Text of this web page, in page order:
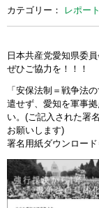
カテゴリー： レポート
日本共産党愛知県委
ぜひご協力を！！！
「安保法制＝戦争法
遣せず、愛知を軍事
い。(ご記入された署
お願いします)
署名用紙ダウンロー